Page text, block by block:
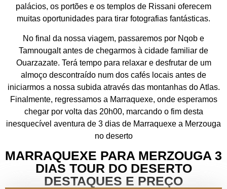
palácios, os portões e os templos de Rissani oferecem
muitas oportunidades para tirar fotografias fantásticas.
No final da nossa viagem, passaremos por Nqob e
Tamnougalt antes de chegarmos à cidade familiar de
Ouarzazate. Terá tempo para relaxar e desfrutar de um
almoço descontraído num dos cafés locais antes de
iniciarmos a nossa subida através das montanhas do Atlas.
Finalmente, regressamos a Marraquexe, onde esperamos
chegar por volta das 20h00, marcando o fim desta
inesquecível aventura de 3 dias de Marraquexe a Merzouga
no deserto
MARRAQUEXE PARA MERZOUGA 3
DIAS TOUR DO DESERTO
DESTAQUES E PREÇO